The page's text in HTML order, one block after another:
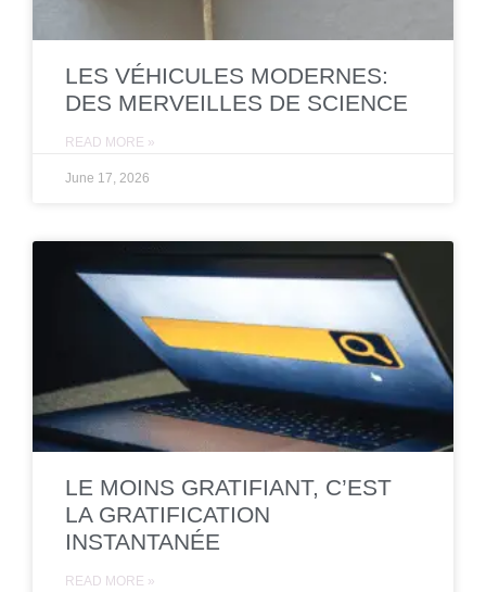
LES VÉHICULES MODERNES:
DES MERVEILLES DE SCIENCE
READ MORE »
June 17, 2026
LE MOINS GRATIFIANT, C’EST
LA GRATIFICATION
INSTANTANÉE
READ MORE »